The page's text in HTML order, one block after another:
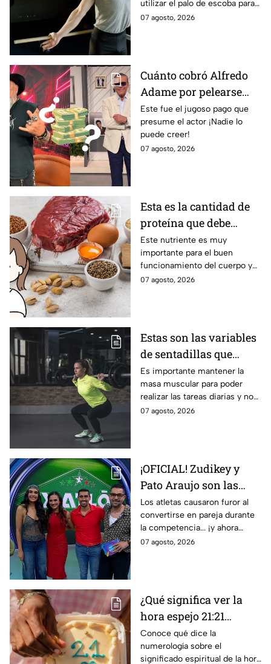
utilizar el palo de escoba para
corregir completamente tu
07 agosto, 2026
Cuánto cobró Alfredo
Adame por pelearse
con Carlos Trejo en
Ring Royale
Este fue el jugoso pago que
presume el actor ¡Nadie lo
puede creer!
07 agosto, 2026
Esta es la cantidad de
proteína que debe
consumir una mujer
mayor de 50 para
mantener el músculo
Este nutriente es muy
importante para el buen
funcionamiento del cuerpo y
se deben ingerir de manera
07 agosto, 2026
Estas son las variables
de sentadillas que
debes elegir después de
los 50, según los
entrenadores
Es importante mantener la
masa muscular para poder
realizar las tareas diarias y no
sufrir sarcopenia.
07 agosto, 2026
¡OFICIAL! Zudikey y
Pato Araujo son las
primeras leyendas
CONFIRMADAS para la
décima temporada de
Exatlón México
Los atletas causaron furor al
convertirse en pareja durante
la competencia... ¡y ahora
vuelven a ella cuatro años
07 agosto, 2026
¿Qué significa ver la
hora espejo 21:21
constantemente según
la numerología?
Conoce qué dice la
numerología sobre el
significado espiritual de la hora